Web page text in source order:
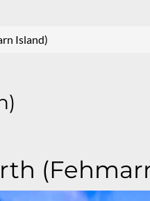
Island)